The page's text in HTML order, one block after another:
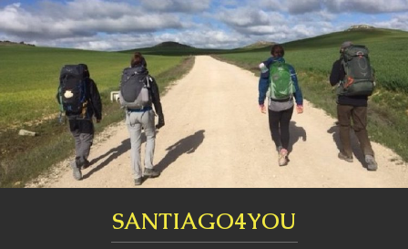
SANTIAGO4YOU